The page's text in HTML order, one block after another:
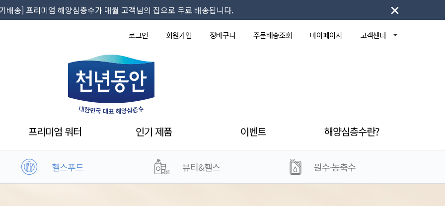
배송] 프리미엄 해양심층수가 매월 고객님의 집으로 무료 배송됩니다.
로그인 회원가입 장바구니 주문배송조회 마이페이지 고객센터
프리미엄 워터 인기 제품 이벤트 해양심층수란?
헬스푸드 뷰티&헬스 원수·농축수